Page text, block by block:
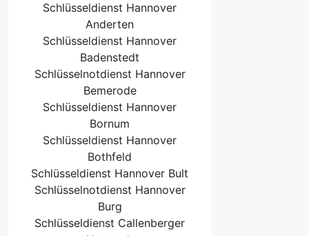
Schlüsseldienst Hannover
Anderten
Schlüsseldienst Hannover
Badenstedt
Schlüsselnotdienst Hannover
Bemerode
Schlüsseldienst Hannover
Bornum
Schlüsseldienst Hannover
Bothfeld
Schlüsseldienst Hannover Bult
Schlüsselnotdienst Hannover
Burg
Schlüsseldienst Callenberger